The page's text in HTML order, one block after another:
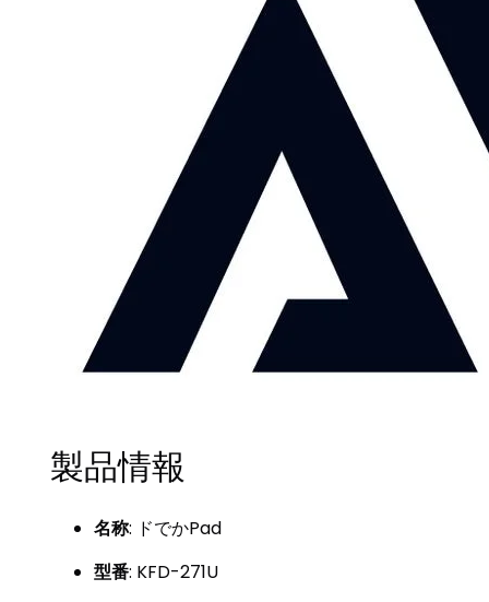
製品情報
名称: ドでかPad
型番: KFD-271U